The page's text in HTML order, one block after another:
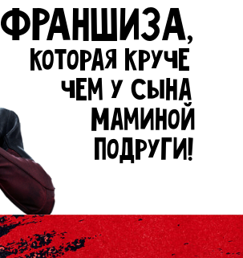
ФРАНШИЗА,
которая круче
чем у сына
Маминой
подруги!